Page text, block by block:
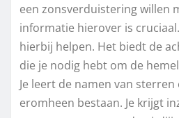
een zonsverduistering willen
informatie hierover is
hierbij helpen. Het biedt de
die je nodig hebt om de
Je leert de namen van
eromheen bestaan. Je krijgt